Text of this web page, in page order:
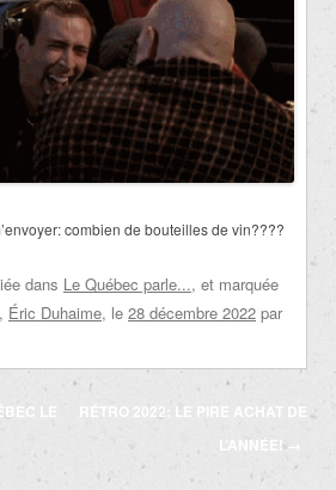
combien de bouteilles de vin????
dans Le Québec parle..., et marquée
, Éric Duhaime, le 28 décembre 2022 par
LE
RÉTRO 2022: LE PIRE ACHAT DE
L’ANNÉE!